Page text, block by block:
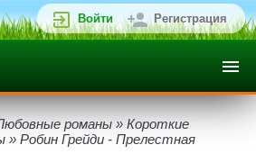
Войти Регистрация
романы » Короткие
» Робин Грейди - Прелестная